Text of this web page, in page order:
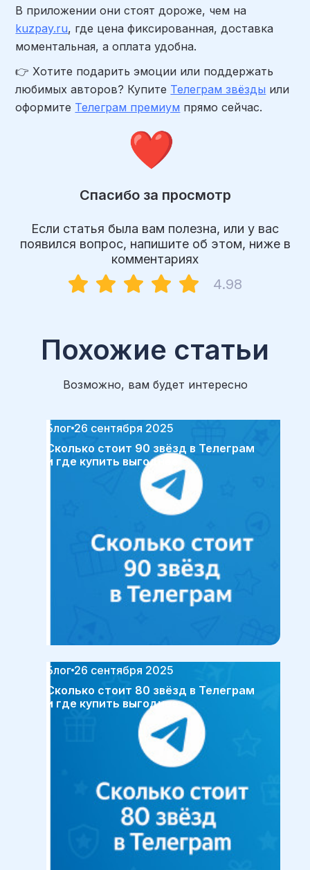
В приложении они стоят дороже, чем на
kuzpay.ru, где цена фиксированная, доставка
моментальная, а оплата удобна.
👉 Хотите подарить эмоции или поддержать
любимых авторов? Купите Телеграм звёзды или
оформите Телеграм премиум прямо сейчас.
Спасибо за просмотр
Если статья была вам полезна, или у вас
появился вопрос, напишите об этом, ниже в
комментариях
4.98
Похожие статьи
Возможно, вам будет интересно
Блог 26 сентября 2025
Сколько стоит 90 звёзд в Телеграм
и где купить выгоднее
Блог 26 сентября 2025
Сколько стоит 80 звёзд в Телеграм
и где купить выгоднее